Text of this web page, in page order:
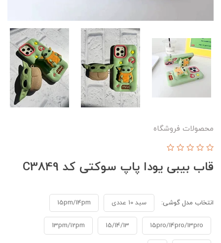
محصولات فروشگاه
قاب بیبی یودا پاپ سوکتی کد C3849
انتخاب مدل گوشی: سبد 10 عددی 15pm/14pm
15pro/14pro/13pro
15/14/13
13pm/12pm